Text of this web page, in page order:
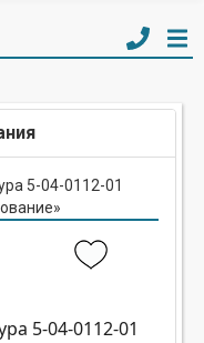
5-04-0112-01